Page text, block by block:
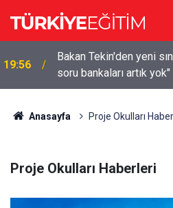
19:56
Bakan Tekin'den yeni
soru bankaları artık yok"
Anasayfa Proje Okulları
Proje Okulları Haberleri